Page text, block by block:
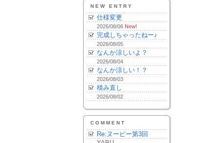
NEW ENTRY
仕様変更
2026/08/06 New!
完成しちゃったねー♪
2026/08/05
なんか涼しいよ？
2026/08/04
なんか涼しい！？
2026/08/03
積み直し
2026/08/02
COMMENT
Re:ヌーピー第3回